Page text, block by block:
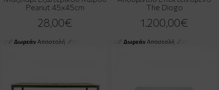
Peanut 45x45cm
28,00€
The Diogo
1.200,00€